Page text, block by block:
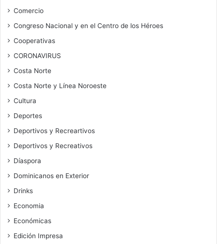
Comercio
Congreso Nacional y en el Centro de los Héroes
Cooperativas
CORONAVIRUS
Costa Norte
Costa Norte y Línea Noroeste
Cultura
Deportes
Deportivos y Recreartivos
Deportivos y Recreativos
Díaspora
Dominicanos en Exterior
Drinks
Economia
Económicas
Edición Impresa